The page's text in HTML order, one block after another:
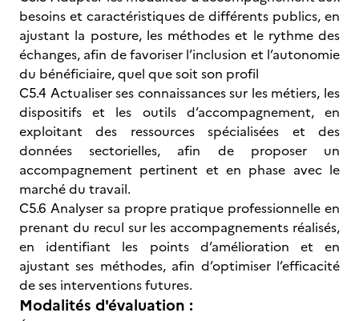
besoins et caractéristiques de différents publics, en
ajustant la posture, les méthodes et le rythme des
échanges, afin de favoriser l’inclusion et l’autonomie
du bénéficiaire, quel que soit son profil
C5.4 Actualiser ses connaissances sur les métiers, les
dispositifs et les outils d’accompagnement, en
exploitant des ressources spécialisées et des
données sectorielles, afin de proposer un
accompagnement pertinent et en phase avec le
marché du travail.
C5.6 Analyser sa propre pratique professionnelle en
prenant du recul sur les accompagnements réalisés,
en identifiant les points d’amélioration et en
ajustant ses méthodes, afin d’optimiser l’efficacité
de ses interventions futures.
Modalités d'évaluation :